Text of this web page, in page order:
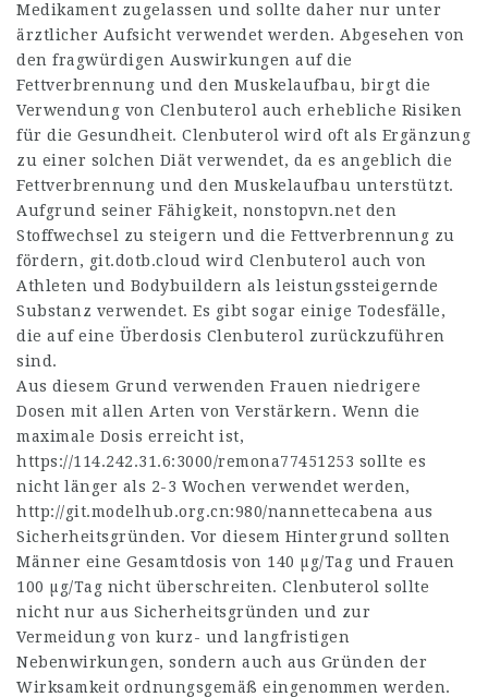
Medikament zugelassen und sollte daher nur unter
ärztlicher Aufsicht verwendet werden. Abgesehen von
den fragwürdigen Auswirkungen auf die
Fettverbrennung und den Muskelaufbau, birgt die
Verwendung von Clenbuterol auch erhebliche Risiken
für die Gesundheit. Clenbuterol wird oft als Ergänzung
zu einer solchen Diät verwendet, da es angeblich die
Fettverbrennung und den Muskelaufbau unterstützt.
Aufgrund seiner Fähigkeit, nonstopvn.net den
Stoffwechsel zu steigern und die Fettverbrennung zu
fördern, git.dotb.cloud wird Clenbuterol auch von
Athleten und Bodybuildern als leistungssteigernde
Substanz verwendet. Es gibt sogar einige Todesfälle,
die auf eine Überdosis Clenbuterol zurückzuführen
sind.
Aus diesem Grund verwenden Frauen niedrigere
Dosen mit allen Arten von Verstärkern. Wenn die
maximale Dosis erreicht ist,
https://114.242.31.6:3000/remona77451253 sollte es
nicht länger als 2-3 Wochen verwendet werden,
http://git.modelhub.org.cn:980/nannettecabena aus
Sicherheitsgründen. Vor diesem Hintergrund sollten
Männer eine Gesamtdosis von 140 µg/Tag und Frauen
100 µg/Tag nicht überschreiten. Clenbuterol sollte
nicht nur aus Sicherheitsgründen und zur
Vermeidung von kurz- und langfristigen
Nebenwirkungen, sondern auch aus Gründen der
Wirksamkeit ordnungsgemäß eingenommen werden.